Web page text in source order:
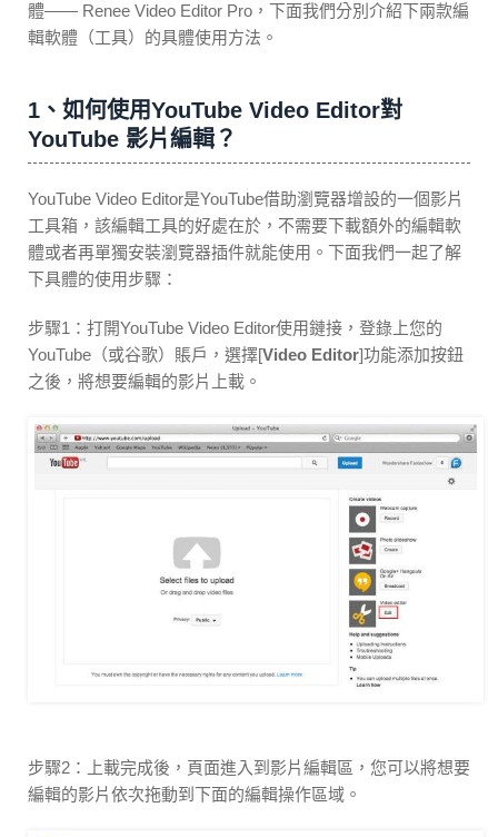
體—— Renee Video Editor Pro，下面我們分別介紹下兩款編
輯軟體（工具）的具體使用方法。
1、如何使用YouTube Video Editor對
YouTube 影片編輯？
YouTube Video Editor是YouTube借助瀏覽器增設的一個影片
工具箱，該編輯工具的好處在於，不需要下載額外的編輯軟
體或者再單獨安裝瀏覽器插件就能使用。下面我們一起了解
下具體的使用步驟：
步驟1：打開YouTube Video Editor使用鏈接，登錄上您的
YouTube（或谷歌）賬戶，選擇[Video Editor]功能添加按鈕
之後，將想要編輯的影片上載。
步驟2：上載完成後，頁面進入到影片編輯區，您可以將想要
編輯的影片依次拖動到下面的編輯操作區域。